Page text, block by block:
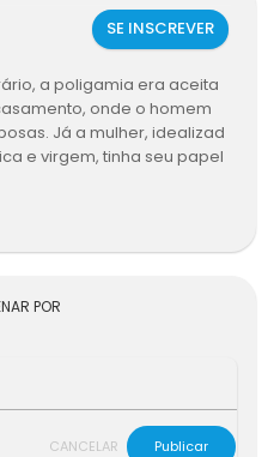
SE INSCREVER
a poligamia era aceita
onde o homem
Já a mulher, idealizad
e virgem, tinha seu papel
de poder, hierarqui
profundamente esses con
POR
CANCELAR
Publicar